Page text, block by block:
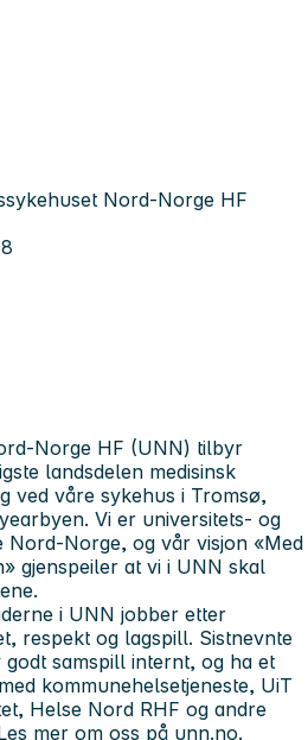
Nord-Norge HF
Norge HF (UNN) tilbyr
landsdelen medisinsk
ved våre sykehus i Tromsø,
Vi er universitets- og
Nord-Norge, og vår visjon «Med
gjenspeiler at vi i UNN skal
i UNN jobber etter
respekt og lagspill. Sistnevnte
samspill internt, og ha et
med kommunehelsetjeneste, UiT
Helse Nord RHF og andre
mer om oss på unn.no.